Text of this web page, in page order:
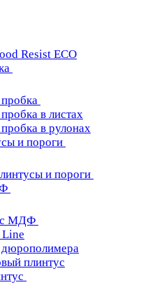
Resist ECO
в листах
в рулонах
и пороги
и пороги
МДФ
плинтус